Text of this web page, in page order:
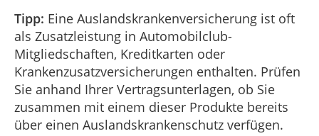
Tipp: Eine Auslandskrankenversicherung ist oft
als Zusatzleistung in Automobilclub-
Mitgliedschaften, Kreditkarten oder
Krankenzusatzversicherungen enthalten. Prüfen
Sie anhand Ihrer Vertragsunterlagen, ob Sie
zusammen mit einem dieser Produkte bereits
über einen Auslandskrankenschutz verfügen.